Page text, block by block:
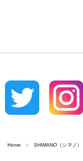
Home SHIMANO（シマノ）